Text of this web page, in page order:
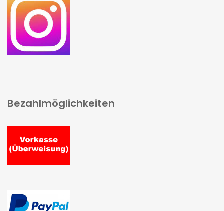
Bezahlmöglichkeiten